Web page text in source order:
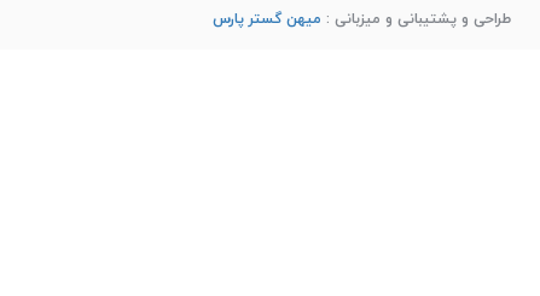
طراحی و پشتیبانی و میزبانی : میهن گستر پارس